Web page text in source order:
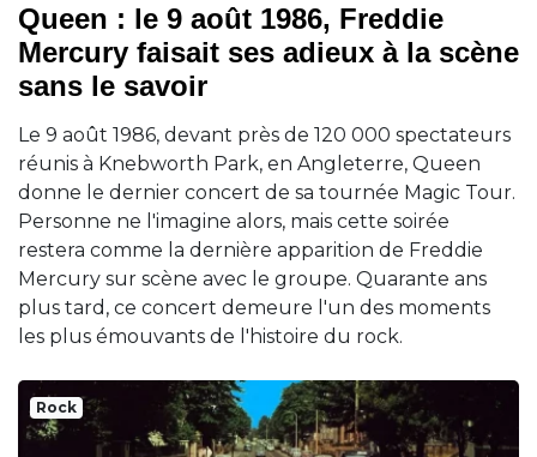
Queen : le 9 août 1986, Freddie
Mercury faisait ses adieux à la scène
sans le savoir
Le 9 août 1986, devant près de 120 000 spectateurs
réunis à Knebworth Park, en Angleterre, Queen
donne le dernier concert de sa tournée Magic Tour.
Personne ne l'imagine alors, mais cette soirée
restera comme la dernière apparition de Freddie
Mercury sur scène avec le groupe. Quarante ans
plus tard, ce concert demeure l'un des moments
les plus émouvants de l'histoire du rock.
Rock